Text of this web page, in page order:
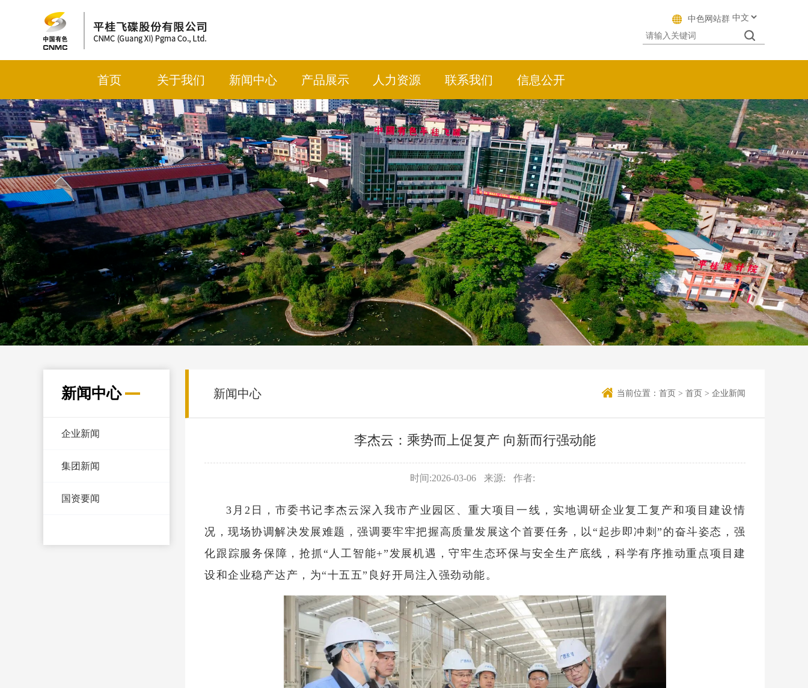
中色网站群
首页 关于我们 新闻中心 产品展示 人力资源 联系我们 信息公开
新闻中心
企业新闻
集团新闻
国资要闻
新闻中心 当前位置： 首页 > 首页 > 企业新闻
李杰云：乘势而上促复产 向新而行强动能
时间:2026-03-06 来源: 作者:
3月2日，市委书记李杰云深入我市产业园区、重大项目一线，实地调研企业复工复产和项目建设情
况，现场协调解决发展难题，强调要牢牢把握高质量发展这个首要任务，以“起步即冲刺”的奋斗姿态，强
化跟踪服务保障，抢抓“人工智能+”发展机遇，守牢生态环保与安全生产底线，科学有序推动重点项目建
设和企业稳产达产，为“十五五”良好开局注入强劲动能。